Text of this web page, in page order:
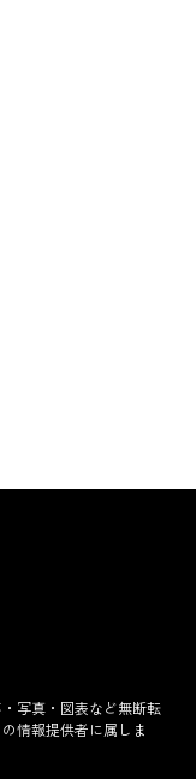
写真・図表など無断転
情報提供者に属しま